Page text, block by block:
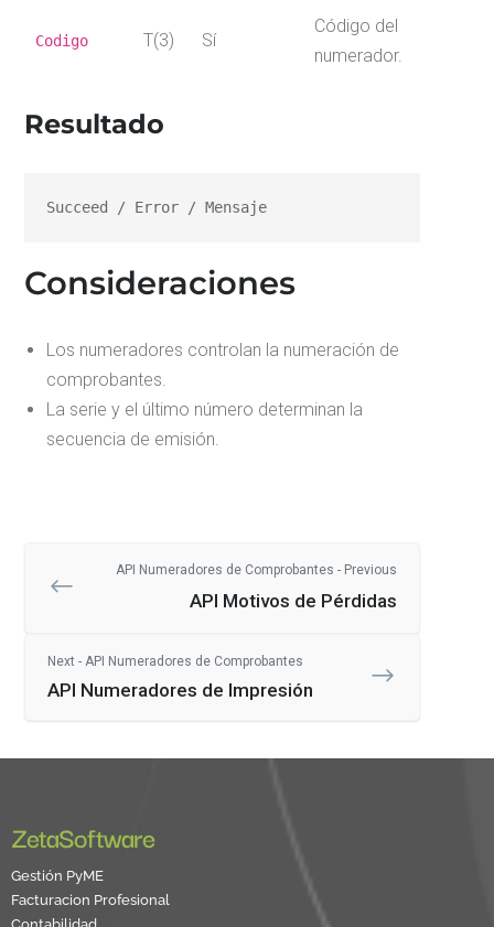
Codigo T(3) Sí
Código del
numerador.
Resultado
Succeed / Error / Mensaje
Consideraciones
Los numeradores controlan la numeración de
comprobantes.
La serie y el último número determinan la
secuencia de emisión.
API Numeradores de Comprobantes - Previous
API Motivos de Pérdidas
Next - API Numeradores de Comprobantes
API Numeradores de Impresión
ZetaSoftware
Gestión PyME
Facturacion Profesional